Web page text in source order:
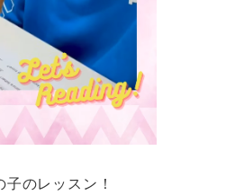
のレッスン！